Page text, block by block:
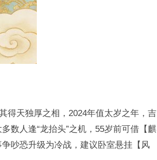
得天独厚之相，2024年值太岁之年，吉
数人逢“龙抬头”之机，55岁前可借【麒
吵恐升级为冷战，建议卧室悬挂【风